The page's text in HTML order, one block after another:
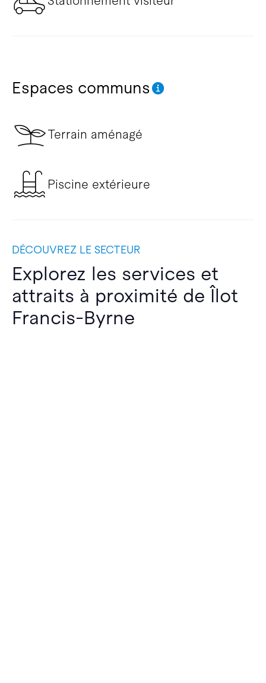
Espaces communs
Terrain aménagé
Piscine extérieure
DÉCOUVREZ LE SECTEUR
Explorez les services et
attraits à proximité de Îlot
Francis-Byrne